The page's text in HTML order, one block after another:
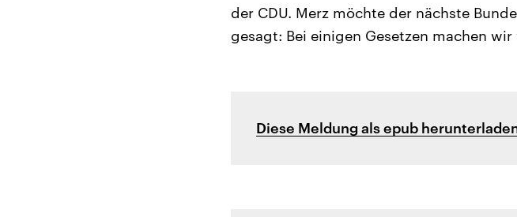
der CDU. Merz möchte der nächste
gesagt: Bei einigen Gesetzen machen
Diese Meldung als epub